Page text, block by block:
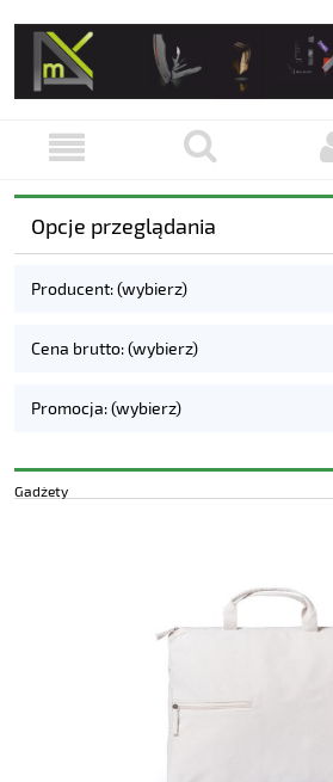
Opcje przeglądania
Producent: (wybierz)
Cena brutto: (wybierz)
Promocja: (wybierz)
Gadżety